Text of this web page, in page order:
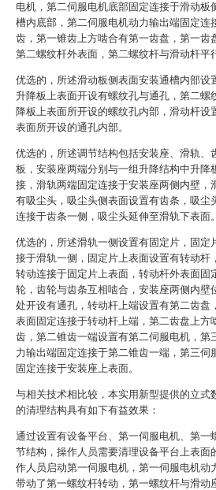
电机，第二伺服电机底部固定连接于滑动板
槽内底部，第二伺服电机动力输出端固定连
齿，第一锥齿上方啮合有第一齿盘，第一齿
第二螺纹杆外表面，第二螺纹杆与滑动杆平
优选的，所述滑动板侧表面安装通槽内部设
升降板上表面开设有螺纹孔与通孔，第二螺
降板上表面所开设的螺纹孔内部，滑动杆设
表面所开设的通孔内部。
优选的，所述调节结构包括安装座、滑轨、
板，安装座两端分别与一组升降结构中升降
接，滑轨两端固定连接于安装座两侧内壁，
有吸尘头，吸尘头侧表面设置有齿条，吸尘
连接于齿条一侧，吸尘头延伸至滑轨下表面。
优选的，所述滑轨一侧设置有固定片，固定
接于滑轨一侧，固定片上表面设置有转动杆
转动连接于固定片上表面，转动杆外表面固
轮，齿轮与齿条互相啮合，安装座两侧内壁
处开设有通孔，转动杆上端设置有第二齿盘
表面固定连接于转动杆上端，第二齿盘上方
齿，第二锥齿一端设置有第二伺服电机，第
力输出端固定连接于第二锥齿一端，第三伺
固定连接于安装座上表面。
与相关技术相比较，本实用新型提供的立式
的清理结构具有如下有益效果：
通过设置有设备平台、第一伺服电机、第一
节结构，操作人员需要清理设备平台上表面
作人员启动第一伺服电机，第一伺服电机动
带动了第一螺纹杆转动，第一螺纹杆与滑动